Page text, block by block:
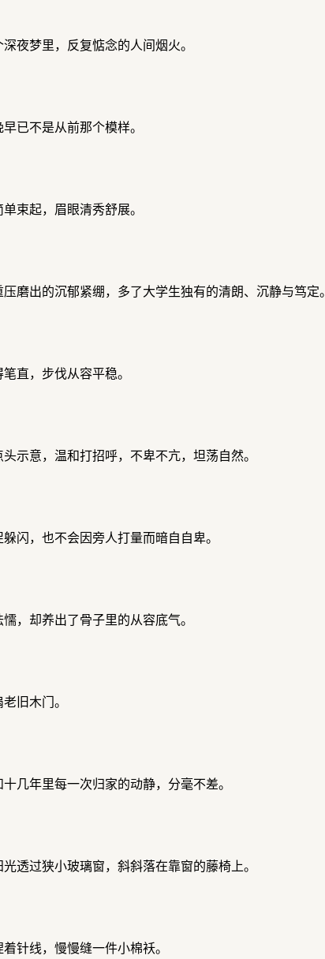
夜梦里，反复惦念的人间烟火。
已不是从前那个模样。
束起，眉眼清秀舒展。
磨出的沉郁紧绷，多了大学生独有的清朗、沉静与笃定。
直，步伐从容平稳。
示意，温和打招呼，不卑不亢，坦荡自然。
闪，也不会因旁人打量而暗自自卑。
，却养出了骨子里的从容底气。
旧木门。
几年里每一次归家的动静，分毫不差。
透过狭小玻璃窗，斜斜落在靠窗的藤椅上。
针线，慢慢缝一件小棉袄。